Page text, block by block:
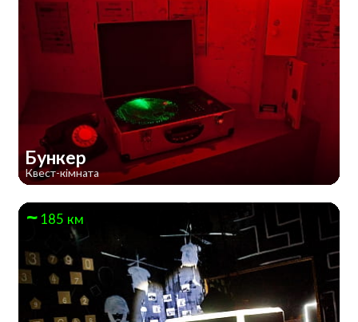
Бункер
Квест-кімната
185 км